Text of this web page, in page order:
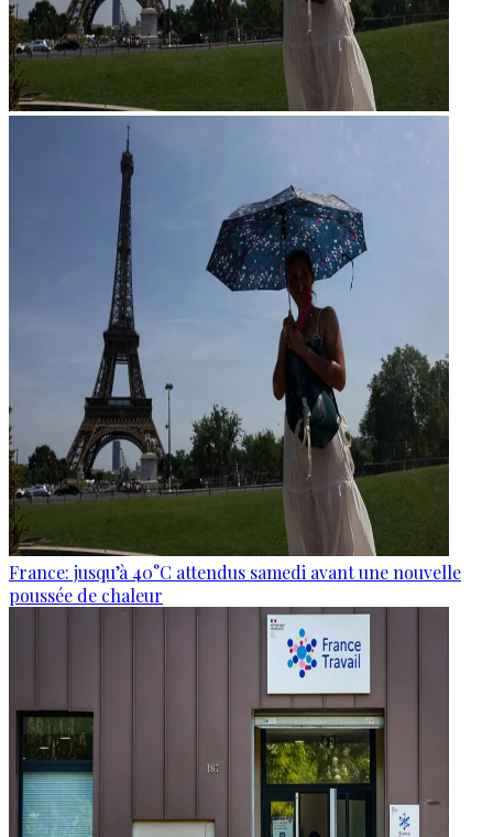
France: jusqu’à 40°C attendus samedi avant une nouvelle
poussée de chaleur